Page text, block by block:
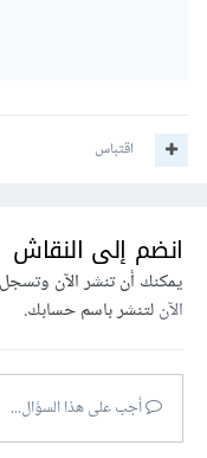
اقتباس
انضم إلى النقاش
يمكنك أن تنشر الآن
الآنلتنشر باسم حسابك.
أجب على هذا السؤال...